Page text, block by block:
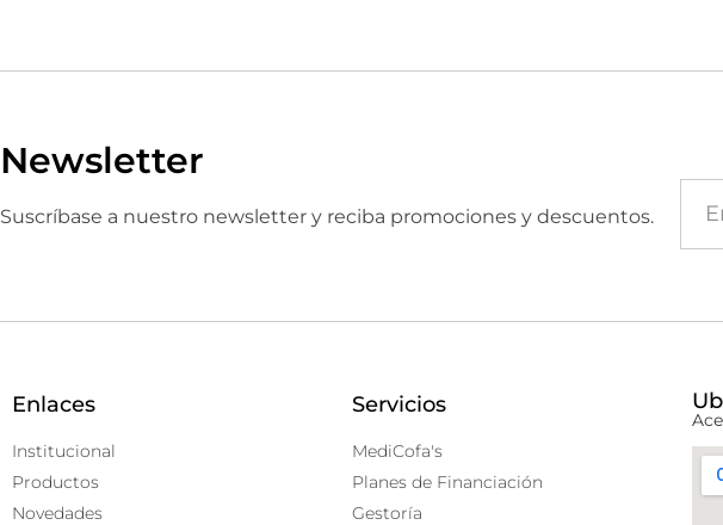
Newsletter
Suscríbase a nuestro newsletter y reciba promociones y descuentos.
Enlaces
Institucional
Productos
Novedades
Servicios
MediCofa's
Planes de Financiación
Gestoría